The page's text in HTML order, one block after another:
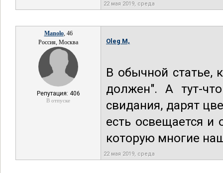
22 мая 2019, среда
Manolo, 46
Россия, Москва
Репутация: 406
В отпуске
Oleg M,
В обычной статье,
должен". А тут-
свидания, дарят
есть освещается и
которую многие
22 мая 2019, среда